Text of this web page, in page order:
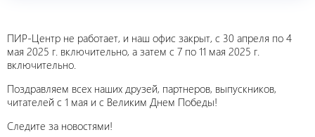
ПИР-Центр не работает, и наш офис закрыт, с 30 апреля по 4
мая 2025 г. включительно, а затем с 7 по 11 мая 2025 г.
включительно.
Поздравляем всех наших друзей, партнеров, выпускников,
читателей с 1 мая и с Великим Днем Победы!
Следите за новостями!